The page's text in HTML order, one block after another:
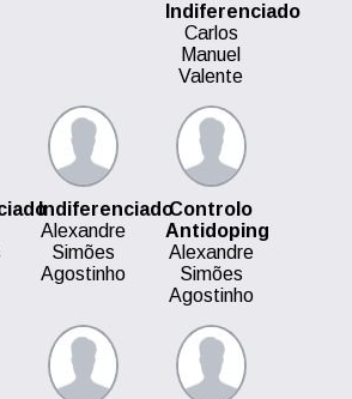
Indiferenciado
Carlos
Manuel
Valente
Indiferenciado
Alexandre
Simões
Agostinho
Controlo
Antidoping
Alexandre
Simões
Agostinho